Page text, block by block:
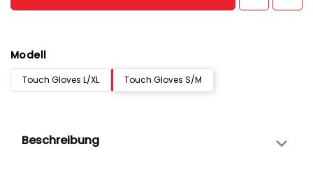
Modell
Touch Gloves L/XL Touch Gloves S/M
Beschreibung